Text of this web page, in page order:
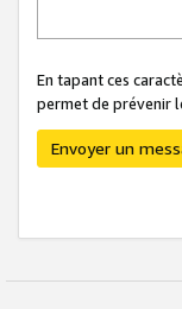
En tapant ces
permet de prévenir
Envoyer un